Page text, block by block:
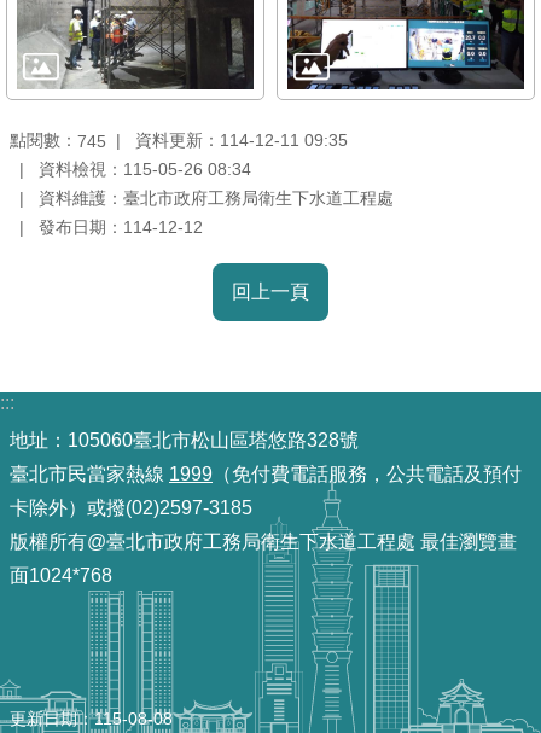
政
府
網
站
資
開
放
宣
權
資
訊
安
全
政
資
點閱數： 745
資料更新：114-12-11 09:35
資料檢視：115-05-26 08:34
資料維護：臺北市政府工務局衛生下水道工程處
發布日期：114-12-12
回上一頁
:::
地址：105060臺北市松山區塔悠路328號
臺北市民當家熱線 1999 （免付費電話服務，公共電話及預付
卡除外）或撥(02)2597-3185
版權所有@臺北市政府工務局衛生下水道工程處 最佳瀏覽畫
面1024*768
更新日期 115-08-08